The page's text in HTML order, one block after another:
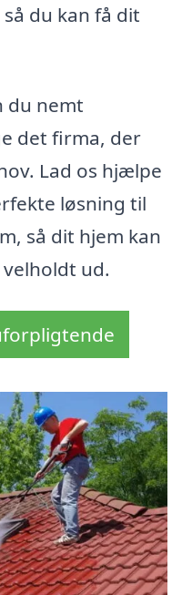
du kan få dit
du nemt
det firma, der
Lad os hjælpe
løsning til
så dit hjem kan
ud.